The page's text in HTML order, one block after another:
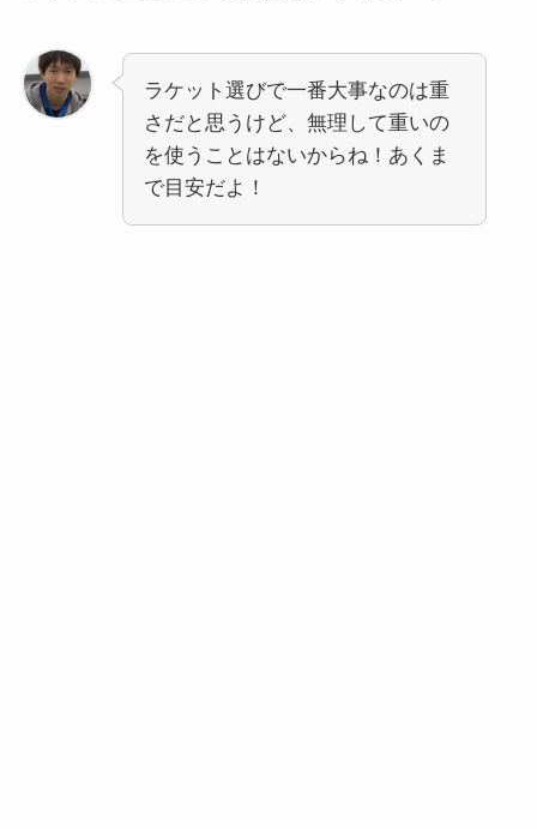
ラケット選びで一番大事なのは重
さだと思うけど、無理して重いの
を使うことはないからね！あくま
で目安だよ！